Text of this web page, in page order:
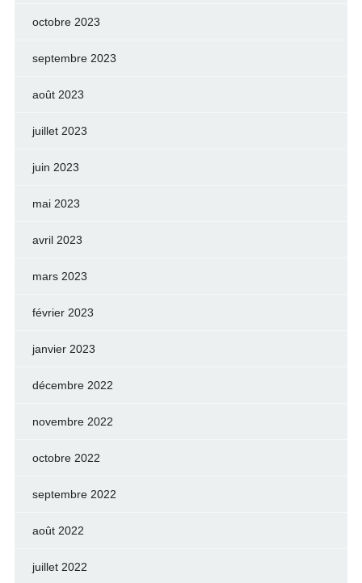
octobre 2023
septembre 2023
août 2023
juillet 2023
juin 2023
mai 2023
avril 2023
mars 2023
février 2023
janvier 2023
décembre 2022
novembre 2022
octobre 2022
septembre 2022
août 2022
juillet 2022